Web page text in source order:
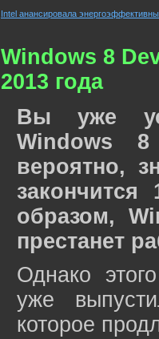
Intel анансировала
Windows 8
2013 года
Вы уже
Windows
вероятно,
образом,
престанет
Однако
уже
которое